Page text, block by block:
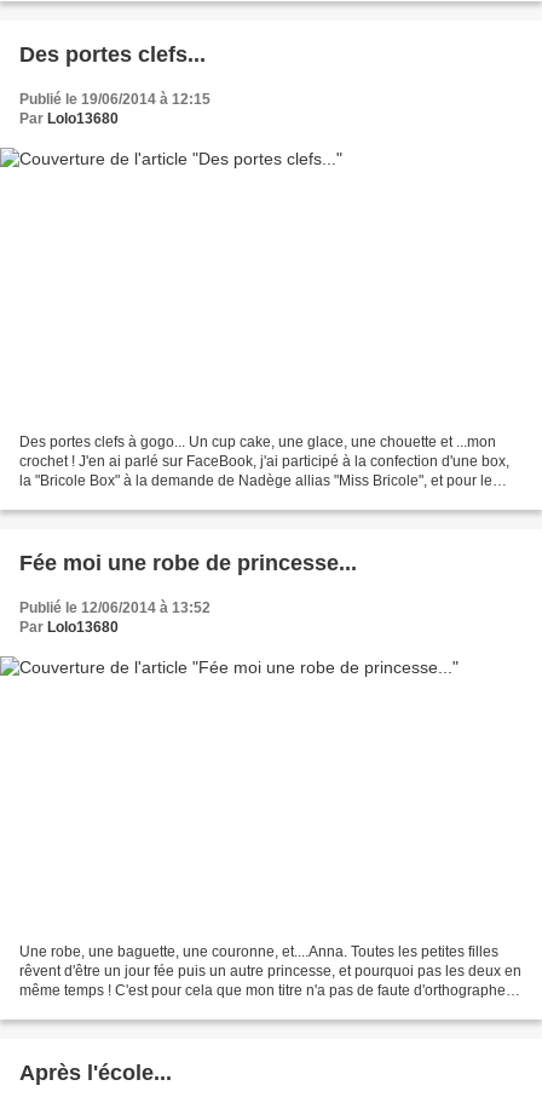
Des portes clefs...
Publié le 19/06/2014 à 12:15
Par Lolo13680
Des portes clefs à gogo... Un cup cake, une glace, une chouette et ...mon
crochet ! J'en ai parlé sur FaceBook, j'ai participé à la confection d'une box,
la "Bricole Box" à la demande de Nadège allias "Miss Bricole", et pour le
Fée moi une robe de princesse...
Publié le 12/06/2014 à 13:52
Par Lolo13680
Une robe, une baguette, une couronne, et....Anna. Toutes les petites filles
rêvent d'être un jour fée puis un autre princesse, et pourquoi pas les deux en
même temps ! C'est pour cela que mon titre n'a pas de faute d'orthographe
Après l'école...